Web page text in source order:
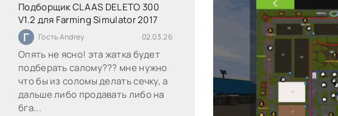
Подборщик CLAAS DELETO 300
V1.2 для Farming Simulator 2017
Г Гость Andrey 02.03.26
Опять не ясно! эта жатка будет
подберать салому??? мне нужно
что бы из соломы делать сечку, а
дальше либо продавать либо на
бга...